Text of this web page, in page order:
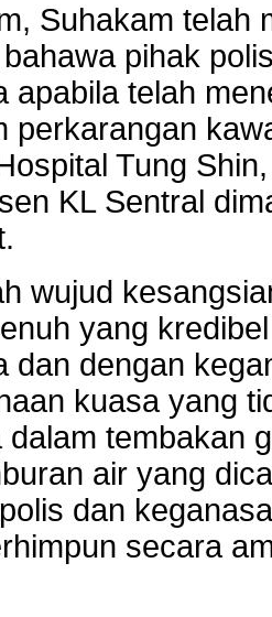
Suhakam telah
pihak
apabila telah
perkarangan
Tung
KL Sentral
wujud
yang
dan dengan
kuasa yang
dalam tembakan
air yang
dan
secara